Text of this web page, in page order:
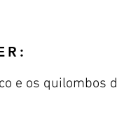
e os quilombos